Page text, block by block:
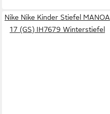
Nike Nike Kinder Stiefel MANOA
17 (GS) IH7679 Winterstiefel